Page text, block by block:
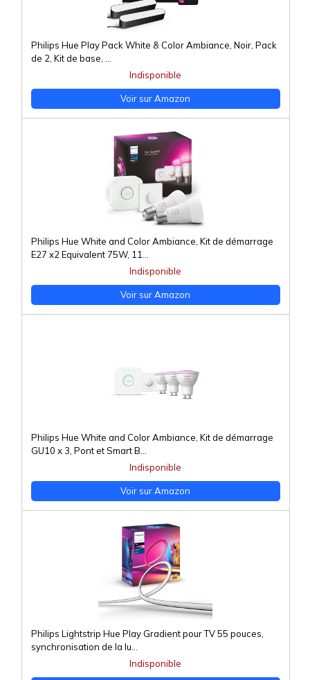
Philips Hue Play Pack White & Color Ambiance, Noir, Pack
de 2, Kit de base, ...
Indisponible
Voir sur Amazon
Philips Hue White and Color Ambiance, Kit de démarrage
E27 x2 Equivalent 75W, 11...
Indisponible
Voir sur Amazon
Philips Hue White and Color Ambiance, Kit de démarrage
GU10 x 3, Pont et Smart B...
Indisponible
Voir sur Amazon
Philips Lightstrip Hue Play Gradient pour TV 55 pouces,
synchronisation de la lu...
Indisponible